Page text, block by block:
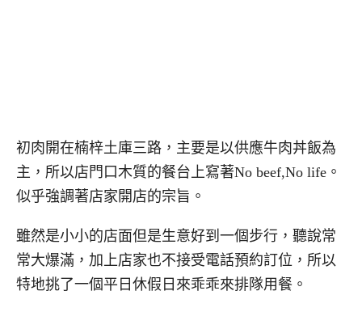
初肉開在楠梓土庫三路，主要是以供應牛肉丼飯為
主，所以店門口木質的餐台上寫著No beef,No life。
似乎強調著店家開店的宗旨。
雖然是小小的店面但是生意好到一個步行，聽說常
常大爆滿，加上店家也不接受電話預約訂位，所以
特地挑了一個平日休假日來乖乖來排隊用餐。